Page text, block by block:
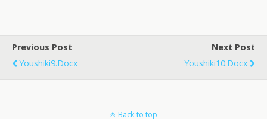
Previous Post
Youshiki9.docx
Next Post
Youshiki10.docx
Back to top